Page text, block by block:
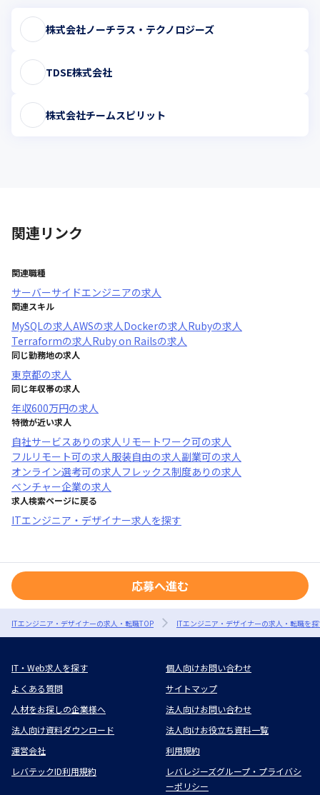
株式会社ノーチラス・テクノロジーズ
TDSE株式会社
株式会社チームスピリット
関連リンク
関連職種
サーバーサイドエンジニアの求人
関連スキル
MySQLの求人AWSの求人Dockerの求人Rubyの求人
Terraformの求人Ruby on Railsの求人
同じ勤務地の求人
東京都の求人
同じ年収帯の求人
年収600万円の求人
特徴が近い求人
自社サービスあり の求人 リモートワーク可の求人
フルリモート可の求人服装自由の求人副業可の求人
オンライン選考可の求人フレックス制度あり の求人
ベンチャー企業の求人
求人検索ページに戻る
ITエンジニア・デザイナー求人を探す
応募へ進む
ITエンジニア・デザイナーの求人・転職TOP ITエンジニア・デザイナーの求人・転職を
IT・Web求人を探す
個人向けお問い合わせ
よくある質問
サイトマップ
人材をお探しの企業様へ
法人向けお問い合わせ
法人向け資料ダウンロード
法人向けお役立ち資料一覧
運営会社
利用規約
レバテックID利用規約
レバレジーズグループ・プライバシ
ーポリシー